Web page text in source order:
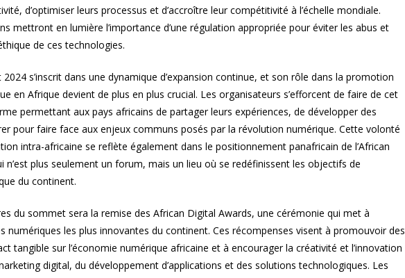
d’optimiser leurs processus et d’accroître leur compétitivité à l’échelle mondiale.
mettront en lumière l’importance d’une régulation appropriée pour éviter les abus et
de ces technologies.
2024 s’inscrit dans une dynamique d’expansion continue, et son rôle dans la promotion
en Afrique devient de plus en plus crucial. Les organisateurs s’efforcent de faire de cet
permettant aux pays africains de partager leurs expériences, de développer des
pour faire face aux enjeux communs posés par la révolution numérique. Cette volonté
intra-africaine se reflète également dans le positionnement panafricain de l’African
n’est plus seulement un forum, mais un lieu où se redéfinissent les objectifs de
du continent.
du sommet sera la remise des African Digital Awards, une cérémonie qui met à
numériques les plus innovantes du continent. Ces récompenses visent à promouvoir des
tangible sur l’économie numérique africaine et à encourager la créativité et l’innovation
digital, du développement d’applications et des solutions technologiques. Les